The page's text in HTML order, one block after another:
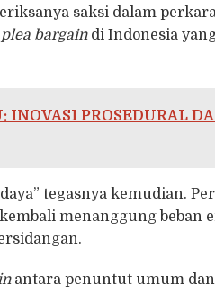
saksi dalam
plea bargaindi Indonesia
INOVASI PROSEDURAL
tegasnya kemudian.
menanggung beban
antara penuntut umum